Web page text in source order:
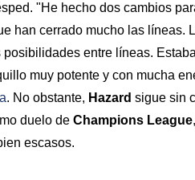
"He hecho dos cambios
han cerrado mucho las líneas.
entre líneas.
muy potente y con mucha
. No obstante, Hazard sigue sin
duelo de Champions League
escasos.